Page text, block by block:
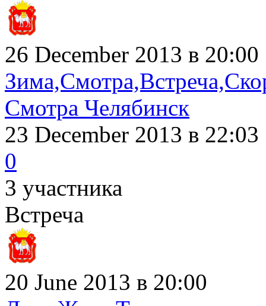
26 December 2013 в 20:00
Смотра Челябинск
23 December 2013 в 22:03
0
3 участника
Встреча
20 June 2013 в 20:00